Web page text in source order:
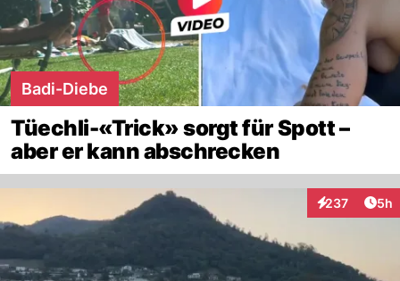
Badi-Diebe
Tüechli-«Trick» sorgt für Spott –
aber er kann abschrecken
237
Interaktionen
5h